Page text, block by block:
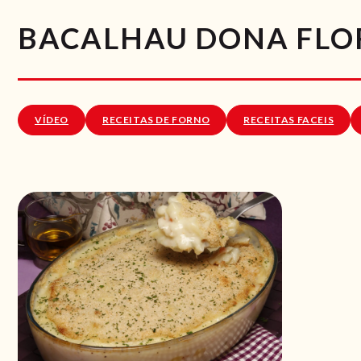
BACALHAU DONA
VÍDEO RECEITAS DE FORNO RECEITAS FACEIS